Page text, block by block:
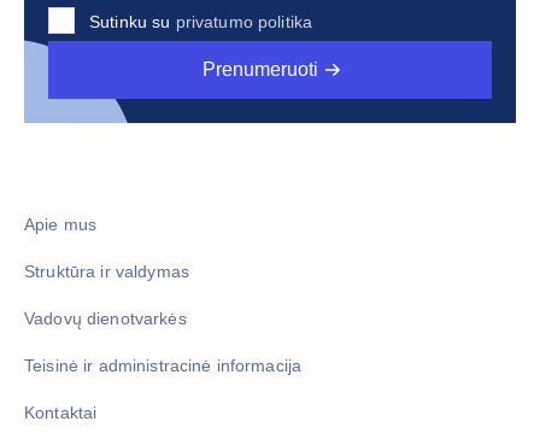
Sutinku su privatumo politika
Prenumeruoti
Apie mus
Struktūra ir valdymas
Vadovų dienotvarkės
Teisinė ir administracinė informacija
Kontaktai